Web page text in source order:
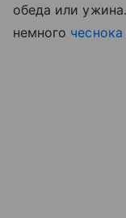
обеда или
немного чеснока